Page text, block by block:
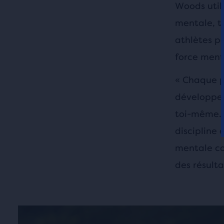
Woods
mentale,
athlètes
force
« Chaque
toi-même.
discipline
mentale
des